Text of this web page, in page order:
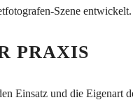
Szene
PRAXIS
Einsatz und die